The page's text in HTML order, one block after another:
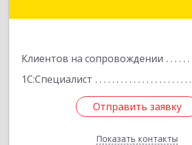
Клиентов на сопровождении
1С:Специалист
Отправить заявку
Показать контакты
Отправить заявку
Назад